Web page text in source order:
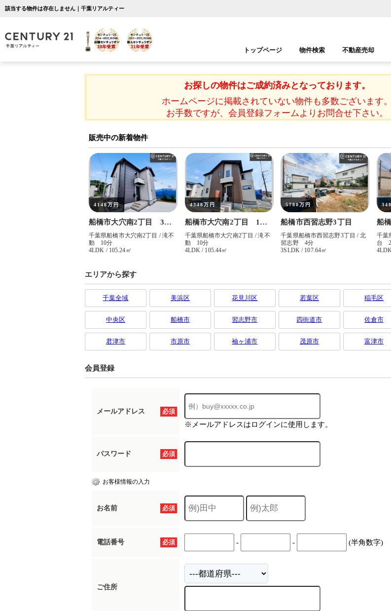
該当する物件は存在しません｜千葉リアルティー
トップページ 物件検索
千葉エリア 木更津エリア
不動産売却
お探しの物件はご成約済みとなっております。
ホームページに掲載されていない物件も多数ございます。
お手数ですが、会員登録フォームよりお問合せ下さい。
エリアから探す
千葉全域 美浜区 花見川区 若葉区 稲毛区
中央区 船橋市 習志野市 四街道市 佐倉市
君津市 市原市 袖ヶ浦市 茂原市 富津市
会員登録
必須
メールアドレス
※メールアドレスはログインに使用します。
必須
パスワード
お客様情報の入力
必須
お名前
必須
電話番号 - - (半角数字)
ご住所